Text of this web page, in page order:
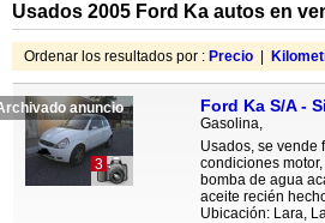
Usados 2005 Ford Ka autos en
Ordenar los resultados por : Precio
anuncio
3
Ford Ka S/A -
Gasolina,
Usados, se vende
condiciones
bomba de agua
aceite recién
Ubicación: Lara,